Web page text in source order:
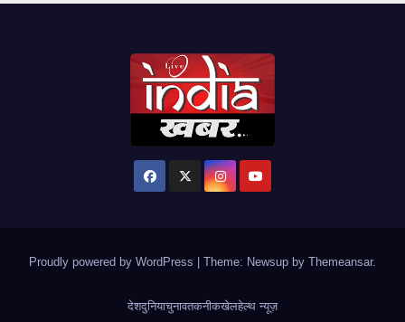
Proudly powered by WordPress Theme: Newsup by Themeansar.
देशदुनियाचुनावतकनीकखेलहेल्थ न्यूज़